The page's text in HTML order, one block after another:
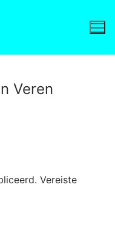
Veren
Vereiste